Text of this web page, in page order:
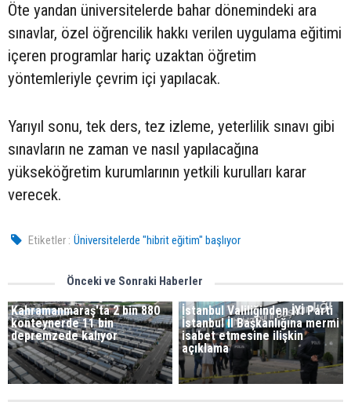
Öte yandan üniversitelerde bahar dönemindeki ara
sınavlar, özel öğrencilik hakkı verilen uygulama eğitimi
içeren programlar hariç uzaktan öğretim
yöntemleriyle çevrim içi yapılacak.
Yarıyıl sonu, tek ders, tez izleme, yeterlilik sınavı gibi
sınavların ne zaman ve nasıl yapılacağına
yükseköğretim kurumlarının yetkili kurulları karar
verecek.
Etiketler : Üniversitelerde "hibrit eğitim" başlıyor
Önceki ve Sonraki Haberler
Kahramanmaraş'ta 2 bin 880
konteynerde 11 bin
depremzede kalıyor
İstanbul Valiliğinden İYİ Parti
İstanbul İl Başkanlığına mermi
isabet etmesine ilişkin
açıklama